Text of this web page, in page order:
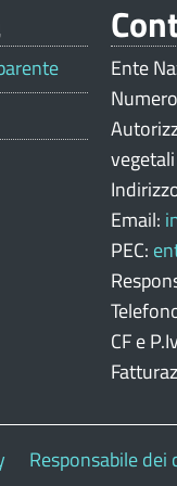
Ente
Email:
PEC:
CF e
Responsabile